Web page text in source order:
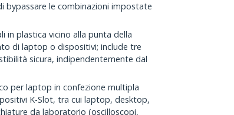
le combinazioni impostate
in plastica vicino alla punta della
di laptop o dispositivi; include tre
sicura, indipendentemente dal
per laptop in confezione multipla
K-Slot, tra cui laptop, desktop,
da laboratorio (oscilloscopi,